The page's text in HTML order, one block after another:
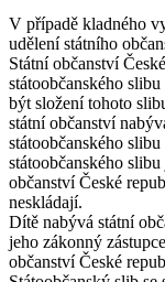
V případě kladného
udělení státního
Státní občanství
státoobčanského
být složení tohoto
státní občanství
státoobčanského
státoobčanského
občanství České
neskládají.
Dítě nabývá státní
jeho zákonný
občanství České